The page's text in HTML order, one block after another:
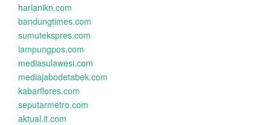
harianikn.com
bandungtimes.com
sumutekspres.com
lampungpos.com
mediasulawesi.com
mediajabodetabek.com
kabarflores.com
seputarmetro.com
aktual.it.com